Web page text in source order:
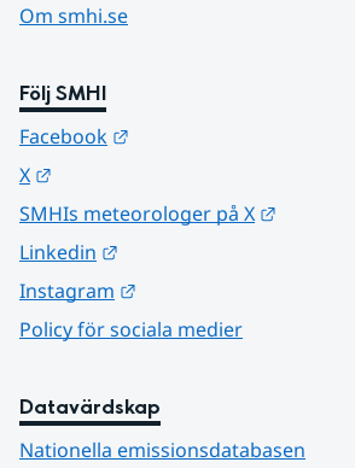
Om smhi.se
Följ SMHI
Facebook
X
SMHIs meteorologer på X
Linkedin
Instagram
Policy för sociala medier
Datavärdskap
Nationella emissionsdatabasen